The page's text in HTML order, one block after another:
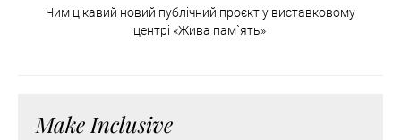
Чим цікавий новий публічний проєкт у виставковому
центрі «Жива пам`ять»
Make Inclusive